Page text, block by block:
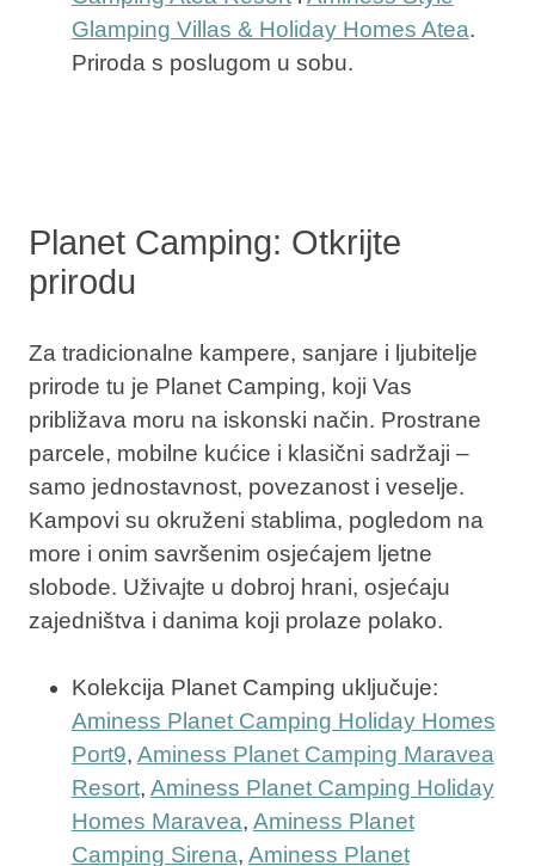
Glamping Villas & Holiday Homes Atea.
Priroda s poslugom u sobu.
Planet Camping: Otkrijte
prirodu
Za tradicionalne kampere, sanjare i ljubitelje
prirode tu je Planet Camping, koji Vas
približava moru na iskonski način. Prostrane
parcele, mobilne kućice i klasični sadržaji –
samo jednostavnost, povezanost i veselje.
Kampovi su okruženi stablima, pogledom na
more i onim savršenim osjećajem ljetne
slobode. Uživajte u dobroj hrani, osjećaju
zajedništva i danima koji prolaze polako.
Kolekcija Planet Camping uključuje:
Aminess Planet Camping Holiday Homes
Port9, Aminess Planet Camping Maravea
Resort, Aminess Planet Camping Holiday
Homes Maravea, Aminess Planet
Camping Sirena, Aminess Planet